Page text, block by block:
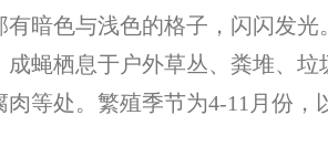
有暗色与浅色的格子，闪闪发光
成蝇栖息于户外草丛、粪堆、垃
肉等处。繁殖季节为4-11月份，